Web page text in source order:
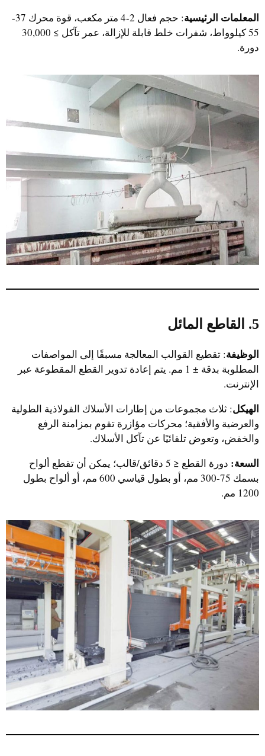
المعلمات الرئيسية
: حجم فعال 2-4 متر مكعب، قوة محرك 37-
55 كيلوواط، شفرات خلط قابلة للإزالة، عمر تآكل ≥ 30,000
دورة.
5. القاطع المائل
الوظيفة: تقطيع القوالب المعالجة مسبقًا إلى المواصفات
المطلوبة بدقة ± 1 مم. يتم إعادة تدوير القطع المقطوعة عبر
الإنترنت.
الهيكل: ثلاث مجموعات من إطارات الأسلاك الفولاذية الطولية
والعرضية والأفقية؛ محركات مؤازرة تقوم بمزامنة الرفع
والخفض، وتعوض تلقائيًا عن تآكل الأسلاك.
السعة:
دورة القطع ≤ 5 دقائق/قالب؛ يمكن أن تقطع ألواح
بسمك 75-300 مم، أو بطول قياسي 600 مم، أو ألواح بطول
1200 مم.